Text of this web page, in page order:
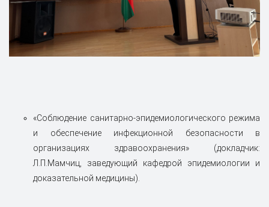
«Соблюдение санитарно-эпидемиологического режима
и обеспечение инфекционной безопасности в
организациях здравоохранения» (докладчик:
Л.П.Мамчиц, заведующий кафедрой эпидемиологии и
доказательной медицины).